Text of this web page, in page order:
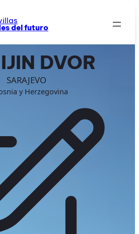
del futuro
DVOR
SARAJEVO
y Herzegovina